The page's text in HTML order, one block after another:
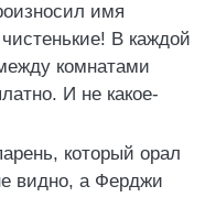
имя
В каждой
комнатами
И не какое-
который орал
видно, а Ферджи